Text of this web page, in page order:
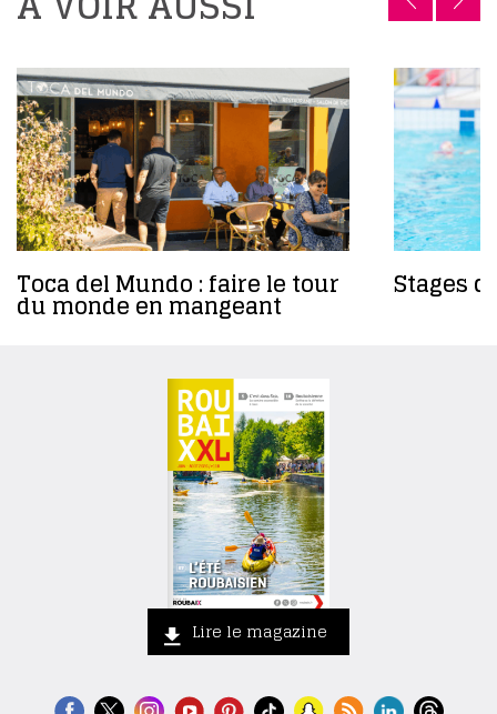
Toca del Mundo : faire le tour
du monde en mangeant
Stages
Lire le magazine